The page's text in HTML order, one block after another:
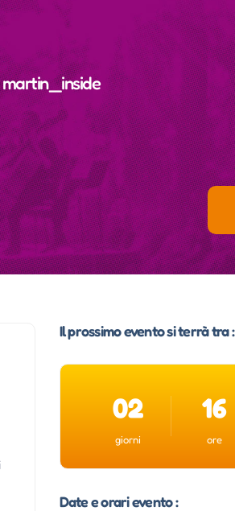
martin_inside
Il prossimo evento si terrà tra :
02
giorni
16
ore
Date e orari evento :